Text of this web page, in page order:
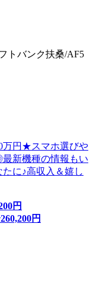
トバンク扶桑/AF5
万円★スマホ選びや
新機種の情報もい
に♪高収入＆嬉し
円
260,200円